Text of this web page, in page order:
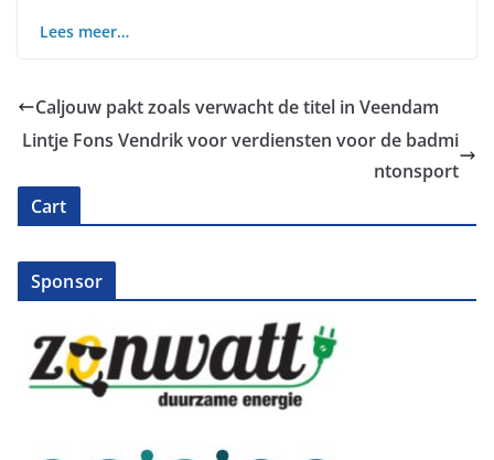
Lees meer…
Caljouw pakt zoals verwacht de titel in Veendam
Lintje Fons Vendrik voor verdiensten voor de badmi
ntonsport
Cart
Sponsor